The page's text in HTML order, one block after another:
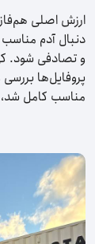
ارزش اصلی
دنبال آدم مناسب
و تصادفی شود.
پروفایل‌ها
مناسب کامل